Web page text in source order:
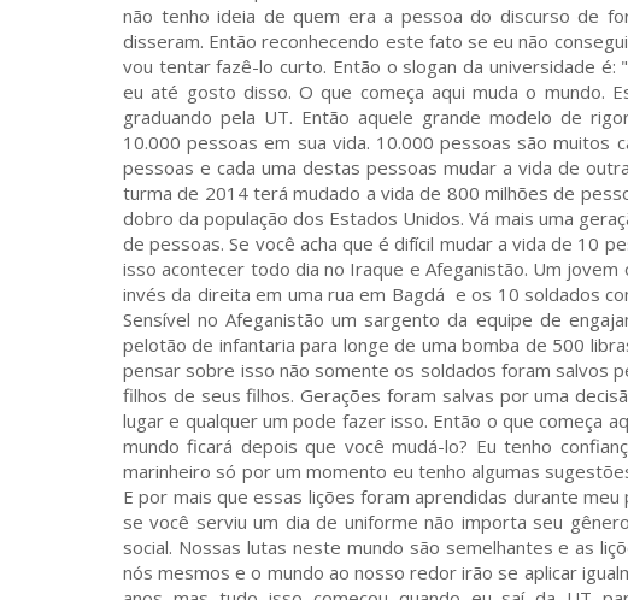
não tenho ideia de quem era a pessoa do discurso de
disseram. Então reconhecendo este fato se eu não
vou tentar fazê-lo curto. Então o slogan da universidade
eu até gosto disso. O que começa aqui muda o mundo.
graduando pela UT. Então aquele grande modelo de
10.000 pessoas em sua vida. 10.000 pessoas são muitos
pessoas e cada uma destas pessoas mudar a vida de
turma de 2014 terá mudado a vida de 800 milhões de
dobro da população dos Estados Unidos. Vá mais uma
de pessoas. Se você acha que é difícil mudar a vida de 10
isso acontecer todo dia no Iraque e Afeganistão. Um
invés da direita em uma rua em Bagdá e os 10 soldados
Sensível no Afeganistão um sargento da equipe de
pelotão de infantaria para longe de uma bomba de 500
pensar sobre isso não somente os soldados foram salvos
filhos de seus filhos. Gerações foram salvas por uma
lugar e qualquer um pode fazer isso. Então o que começa
mundo ficará depois que você mudá-lo? Eu tenho
marinheiro só por um momento eu tenho algumas
E por mais que essas lições foram aprendidas durante
se você serviu um dia de uniforme não importa seu
social. Nossas lutas neste mundo são semelhantes e as
nós mesmos e o mundo ao nosso redor irão se aplicar